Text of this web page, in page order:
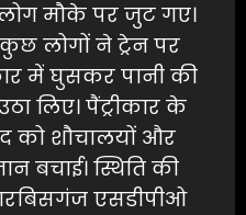
मौके पर जुट गए।
कुछ लोगों ने ट्रेन पर
में घुसकर पानी की
लिए। पैंट्रीकार के
को शौचालयों और
बचाई। स्थिति की
एसडीपीओ